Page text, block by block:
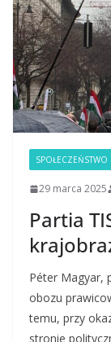
SPOŁECZEŃSTWO
29 marca 2025
Partia
Péter Magyar,
obozu
temu, przy
stronie